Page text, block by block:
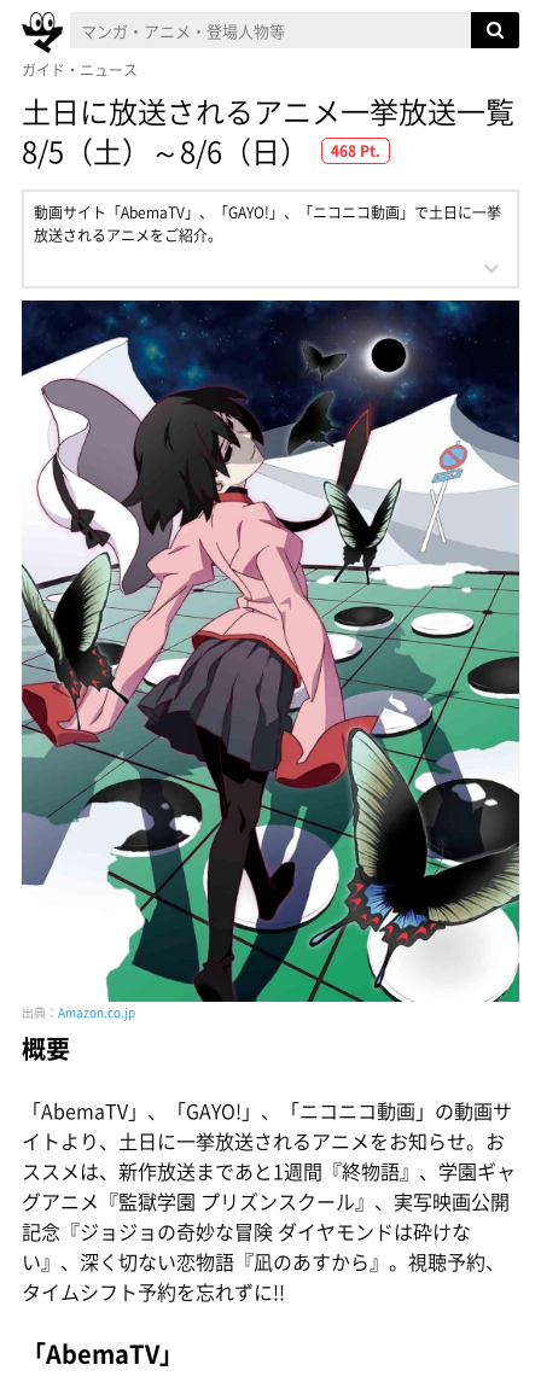
ガイド・ニュース
土日に放送されるアニメ一挙放送一覧
8/5（土）～8/6（日）
468 Pt.
動画サイト「AbemaTV」、「GAYO!」、「ニコニコ動画」で土日に一挙
放送されるアニメをご紹介。
出典： Amazon.co.jp
概要
「AbemaTV」、「GAYO!」、「ニコニコ動画」の動画サ
イトより、土日に一挙放送されるアニメをお知らせ。お
ススメは、新作放送まであと1週間『終物語』、学園ギャ
グアニメ『監獄学園 プリズンスクール』、実写映画公開
記念『ジョジョの奇妙な冒険 ダイヤモンドは砕けな
い』、深く切ない恋物語『凪のあすから』。視聴予約、
タイムシフト予約を忘れずに!!
「AbemaTV」